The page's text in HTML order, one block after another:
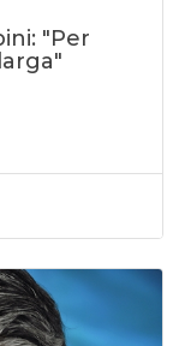
"Per